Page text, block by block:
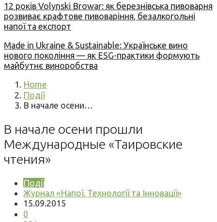
12 років Volynski Browar: як березнівська пивоварня
розвиває крафтове пивоваріння, безалкогольні
напої та експорт
Made in Ukraine & Sustainable: Українське вино
нового покоління — як ESG-практики формують
майбутнє виноробства
Home
Події
В начале осени…
В начале осени прошли
Международные «Таировские
чтения»
Події
Журнал «Напої. Технології та Інновації»
15.09.2015
0